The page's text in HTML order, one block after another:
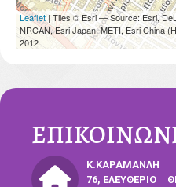
Leaflet | Tiles © Esri — Source: Esri,
NRCAN, Esri Japan, METI, Esri China
2012
Κ.ΚΑΡΑΜΑΝΛΉ
76, ΕΛΕΥΘΈΡΙΟ